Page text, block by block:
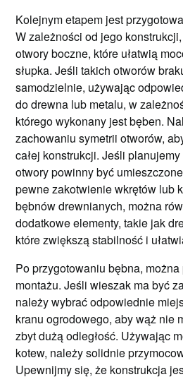
Kolejnym etapem jest
W zależności od jego
otwory boczne, które ułatwią
słupka. Jeśli takich otworów
samodzielnie, używając
do drewna lub metalu, w
którego wykonany jest bęben.
zachowaniu symetrii otworów,
całej konstrukcji. Jeśli
otwory powinny być
pewne zakotwienie wkrętów lub
bębnów drewnianych, można
dodatkowe elementy, takie jak
które zwiększą stabilność i
Po przygotowaniu bębna,
montażu. Jeśli wieszak ma być
należy wybrać odpowiednie
kranu ogrodowego, aby wąż nie
zbyt dużą odległość. Używając
kotew, należy solidnie
Upewnijmy się, że konstrukcja